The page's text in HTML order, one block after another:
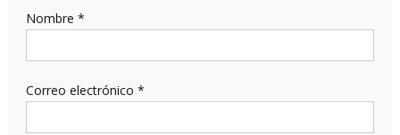
Nombre *
Correo electrónico *